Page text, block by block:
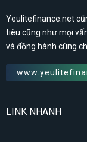
Yeulitefinance.net
tiêu cũng như mọi
và đồng hành cùng
LINK NHANH